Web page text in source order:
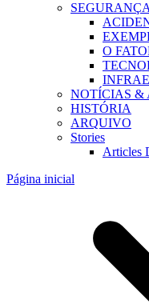
O
NOTÍCIAS &
HISTÓRIA
ARQUIVO
Stories
Articles
Página inicial